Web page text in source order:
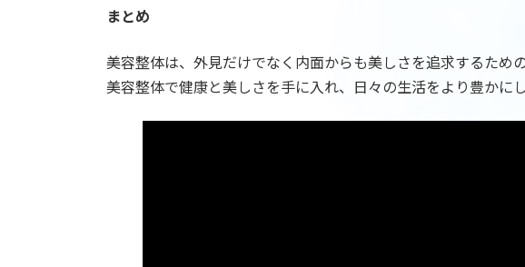
まとめ
美容整体は、外見だけでなく内面からも美しさを追求するため
美容整体で健康と美しさを手に入れ、日々の生活をより豊かに